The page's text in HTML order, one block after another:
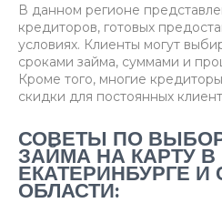
В данном регионе
кредиторов, готовых
условиях. Клиенты могут
сроками займа, суммами и
Кроме того, многие
скидки для постоянных
СОВЕТЫ ПО
ЗАЙМА НА КАРТУ В
ЕКАТЕРИНБУРГЕ
ОБЛАСТИ: